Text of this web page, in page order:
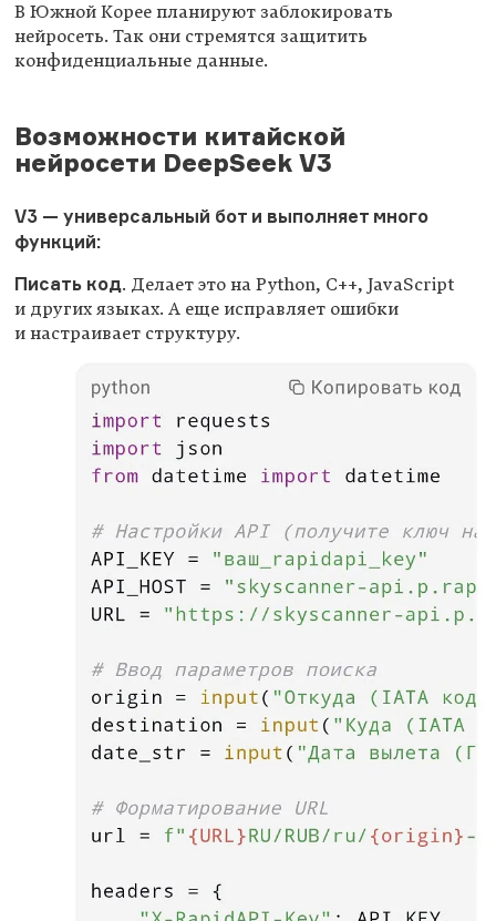
В Южной Корее планируют заблокировать
нейросеть. Так они стремятся защитить
конфиденциальные данные.
Возможности китайской
нейросети DeepSeek V3
V3 — универсальный бот и выполняет много
функций:
Писать код. Делает это на Python, C++, JavaScript
и других языках. А еще исправляет ошибки
и настраивает структуру.